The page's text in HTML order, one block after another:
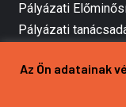
Pályázati
Pályázati
Mezőgazdasági
Az Ön adatainak